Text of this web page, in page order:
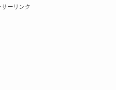
サーリンク